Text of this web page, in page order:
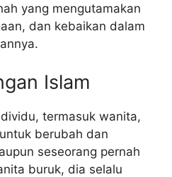
yang mengutamakan
dan kebaikan dalam
Islam
termasuk wanita,
berubah dan
seseorang pernah
buruk, dia selalu